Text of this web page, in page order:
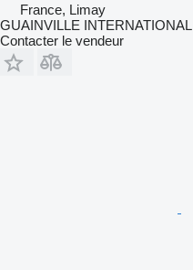
France, Limay
GUAINVILLE INTERNATIONAL
Contacter le vendeur